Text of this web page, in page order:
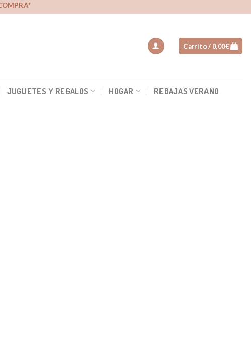
Carrito / 0,00€
JUGUETES Y REGALOS HOGAR REBAJAS VERANO